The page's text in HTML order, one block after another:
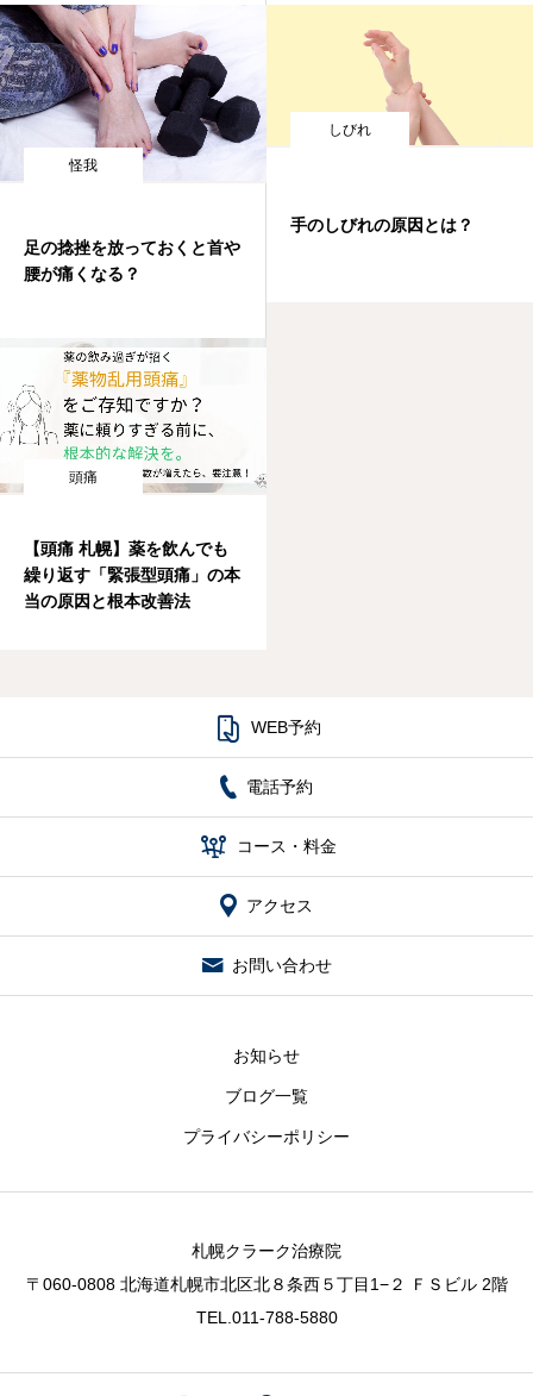
怪我
足の捻挫を放っておくと首や
腰が痛くなる？
しびれ
手のしびれの原因とは？
頭痛
【頭痛 札幌】薬を飲んでも
繰り返す「緊張型頭痛」の本
当の原因と根本改善法
 WEB予約
電話予約
 コース・料金
アクセス
お問い合わせ
お知らせ
ブログ一覧
プライバシーポリシー
札幌クラーク治療院
〒060-0808 北海道札幌市北区北８条西５丁目1−２ ＦＳビル 2階
TEL. 011-788-5880